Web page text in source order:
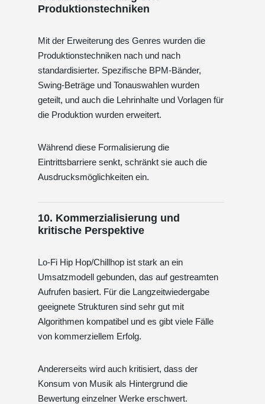
Produktionstechniken
Mit der Erweiterung des Genres wurden die
Produktionstechniken nach und nach
standardisierter. Spezifische BPM-Bänder,
Swing-Beträge und Tonauswahlen wurden
geteilt, und auch die Lehrinhalte und Vorlagen für
die Produktion wurden erweitert.
Während diese Formalisierung die
Eintrittsbarriere senkt, schränkt sie auch die
Ausdrucksmöglichkeiten ein.
10. Kommerzialisierung und
kritische Perspektive
Lo‑Fi Hip Hop/Chillhop ist stark an ein
Umsatzmodell gebunden, das auf gestreamten
Aufrufen basiert. Für die Langzeitwiedergabe
geeignete Strukturen sind sehr gut mit
Algorithmen kompatibel und es gibt viele Fälle
von kommerziellem Erfolg.
Andererseits wird auch kritisiert, dass der
Konsum von Musik als Hintergrund die
Bewertung einzelner Werke erschwert.